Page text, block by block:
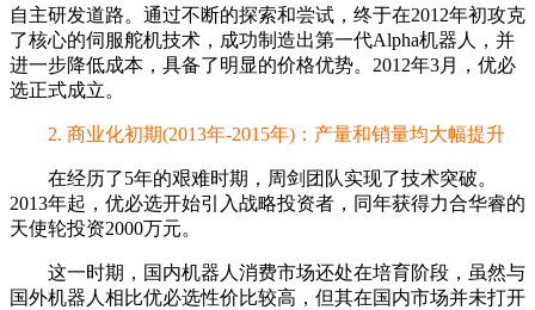
自主研发道路。通过不断的探索和尝试，终于在2012年初攻克
了核心的伺服舵机技术，成功制造出第一代Alpha机器人，并
进一步降低成本，具备了明显的价格优势。2012年3月，优必
选正式成立。
2. 商业化初期(2013年-2015年)：产量和销量均大幅提升
在经历了5年的艰难时期，周剑团队实现了技术突破。
2013年起，优必选开始引入战略投资者，同年获得力合华睿的
天使轮投资2000万元。
这一时期，国内机器人消费市场还处在培育阶段，虽然与
国外机器人相比优必选性价比较高，但其在国内市场并未打开